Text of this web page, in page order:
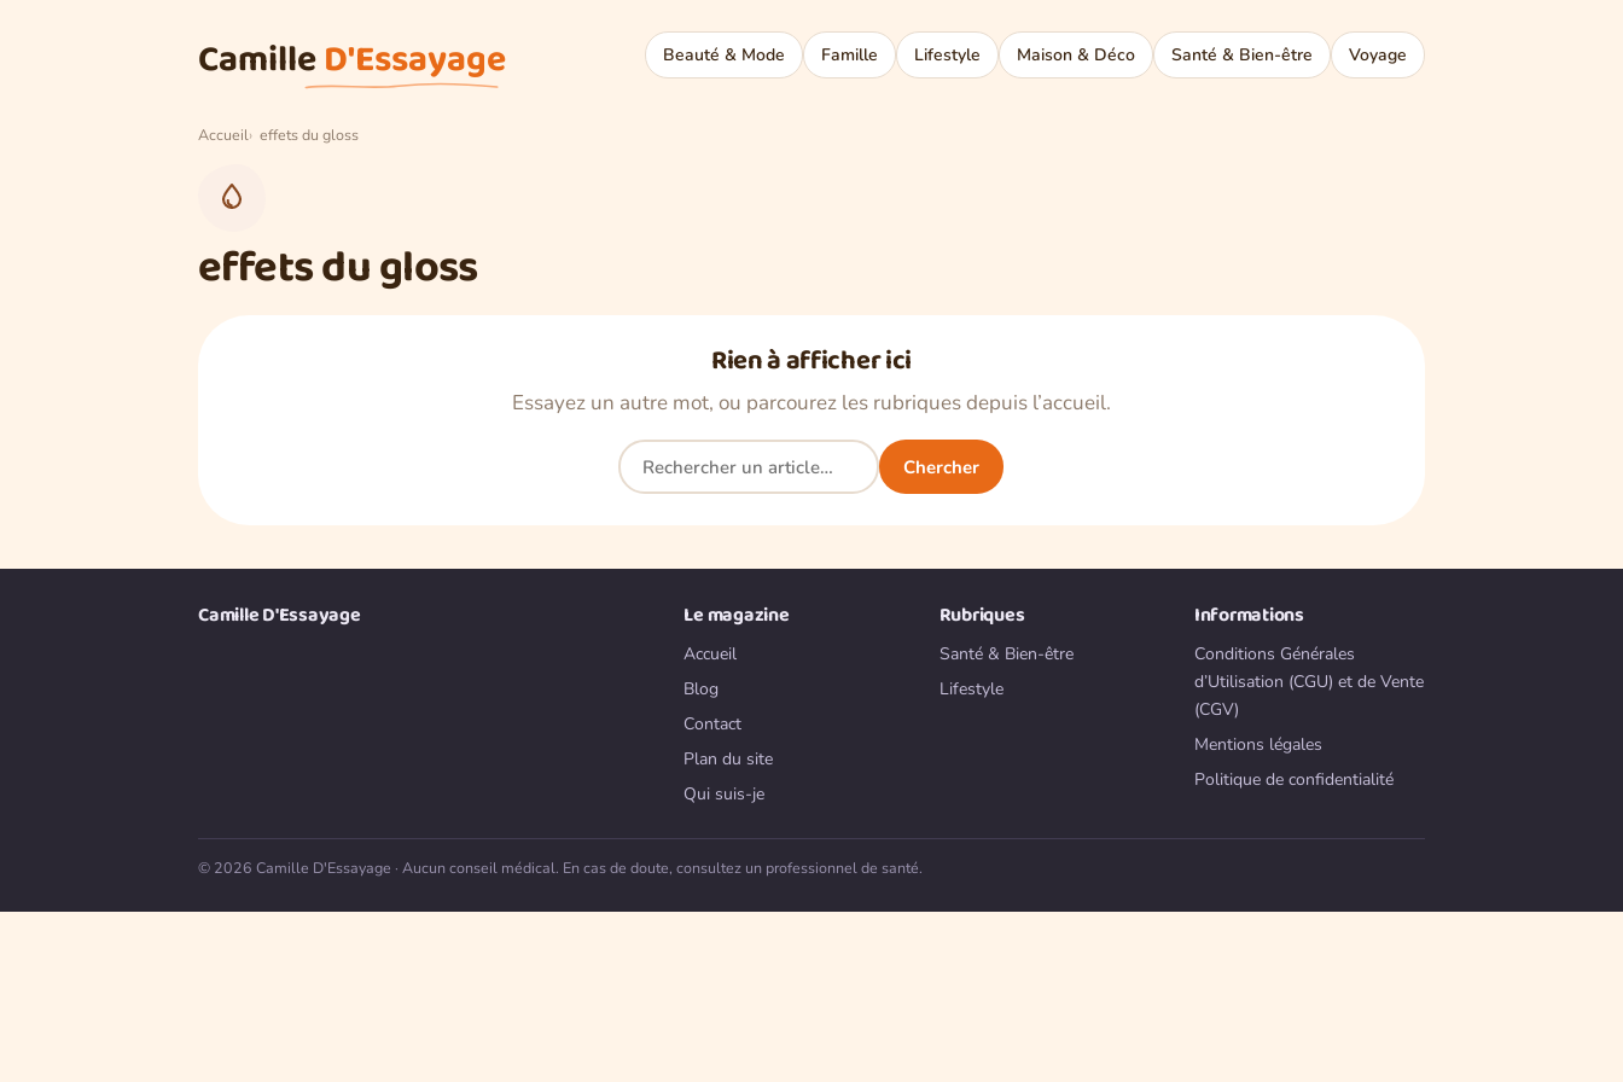
CamilleD'Essayage Beauté & Mode Famille Lifestyle Maison & Déco Santé & Bien-être Voyage
Accueil effets du gloss
effets du gloss
Rien à afficher ici
Essayez un autre mot, ou parcourez les rubriques depuis l’accueil.
Rechercher
Chercher
Camille D'Essayage Le magazine
Accueil
Blog
Contact
Plan du site
Qui suis-je
Rubriques
Santé & Bien-être
Lifestyle
Informations
Conditions Générales
d’Utilisation (CGU) et de Vente
(CGV)
Mentions légales
Politique de confidentialité
© 2026 Camille D'Essayage · Aucun conseil médical. En cas de doute, consultez un professionnel de santé.